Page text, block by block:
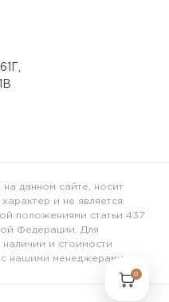
данном сайте, носит
и не является
положениями статьи 437
Федерации. Для
и стоимости
нашими менеджерами.
0